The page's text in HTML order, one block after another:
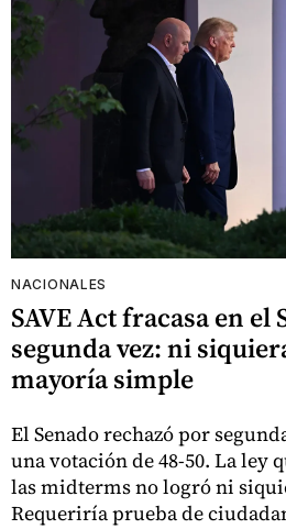
NACIONALES
SAVE Act fracasa en el
segunda vez: ni
mayoría simple
El Senado rechazó por
una votación de 48-50. La ley
las midterms no logró ni
Requeriría prueba de